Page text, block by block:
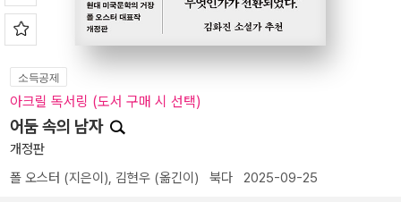
소득공제
아크릴 독서링 (도서 구매 시 선택)
어둠 속의 남자
개정판
폴 오스터 (지은이), 김현우 (옮긴이) 북다 2025-09-25